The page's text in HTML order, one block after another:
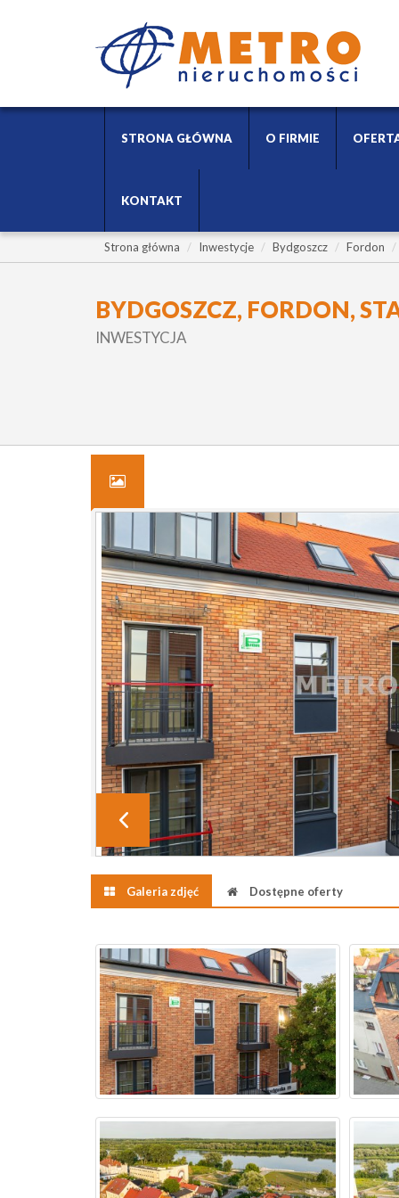
STRONA GŁÓWNA O FIRMIE
KONTAKT
Strona główna Inwestycje Bydgoszcz Fordon
BYDGOSZCZ, FORDON,
INWESTYCJA
Galeria zdjęć Dostępne oferty